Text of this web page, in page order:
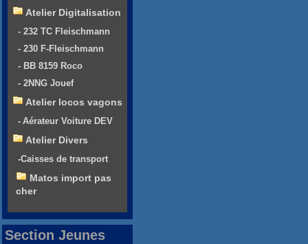
Atelier Digitalisation
- 232 TC Fleischmann
- 230 F-Fleischmann
- BB 8159 Roco
- 2NNG Jouef
Atelier locos vagons
- Aérateur Voiture DEV
Atelier Divers
-Caisses de transport
Matos import pas
cher
Section Jeunes